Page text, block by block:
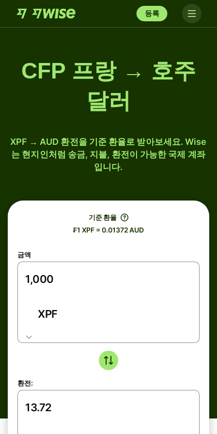
등록
CFP 프랑 → 호주
달러
XPF → AUD 환전을 기준 환율로 받아보세요. Wise
는 현지인처럼 송금, 지불, 환전이 가능한 국제 계좌
입니다.
기준 환율
₣1 XPF = 0.01372 AUD
금액
XPF
환전: